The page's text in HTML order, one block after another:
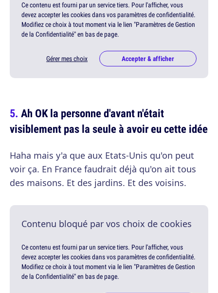
Ce contenu est fourni par un service tiers. Pour l'afficher, vous
devez accepter les cookies dans vos paramètres de confidentialité.
Modifiez ce choix à tout moment via le lien "Paramètres de Gestion
de la Confidentialité" en bas de page.
Gérer mes choix Accepter & afficher
Ah OK la personne d'avant n'était
visiblement pas la seule à avoir eu cette idée
Haha mais y'a que aux Etats-Unis qu'on peut
voir ça. En France faudrait déjà qu'on ait tous
des maisons. Et des jardins. Et des voisins.
Contenu bloqué par vos choix de cookies
Ce contenu est fourni par un service tiers. Pour l'afficher, vous
devez accepter les cookies dans vos paramètres de confidentialité.
Modifiez ce choix à tout moment via le lien "Paramètres de Gestion
de la Confidentialité" en bas de page.